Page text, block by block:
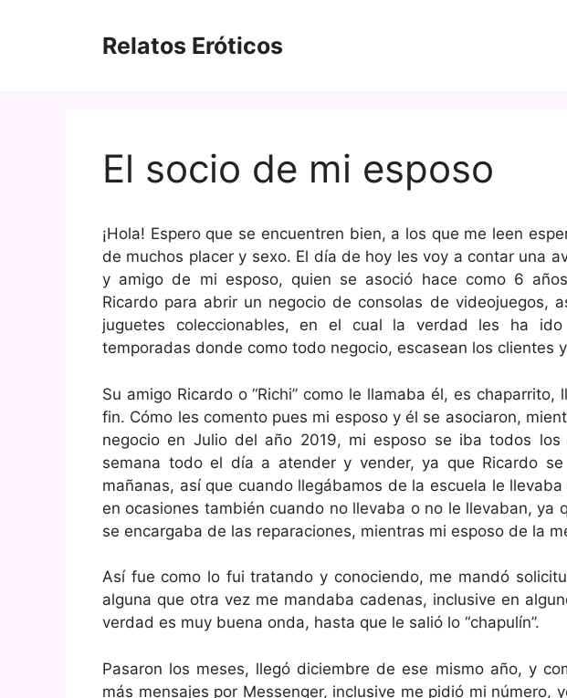
Relatos Eróticos
El socio de mi esposo
¡Hola! Espero que se encuentren bien, a los que me leen
de muchos placer y sexo. El día de hoy les voy a contar una
y amigo de mi esposo, quien se asoció hace como 6
Ricardo para abrir un negocio de consolas de videojuegos,
juguetes coleccionables, en el cual la verdad les ha
temporadas donde como todo negocio, escasean los clientes
Su amigo Ricardo o “Richi” como le llamaba él, es chaparrito,
fin. Cómo les comento pues mi esposo y él se asociaron,
negocio en Julio del año 2019, mi esposo se iba todos
semana todo el día a atender y vender, ya que Ricardo
mañanas, así que cuando llegábamos de la escuela le
en ocasiones también cuando no llevaba o no le llevaban, ya
se encargaba de las reparaciones, mientras mi esposo de la
Así fue como lo fui tratando y conociendo, me mandó
alguna que otra vez me mandaba cadenas, inclusive en
verdad es muy buena onda, hasta que le salió lo “chapulín”.
Pasaron los meses, llegó diciembre de ese mismo año, y
más mensajes por Messenger, inclusive me pidió mi número,